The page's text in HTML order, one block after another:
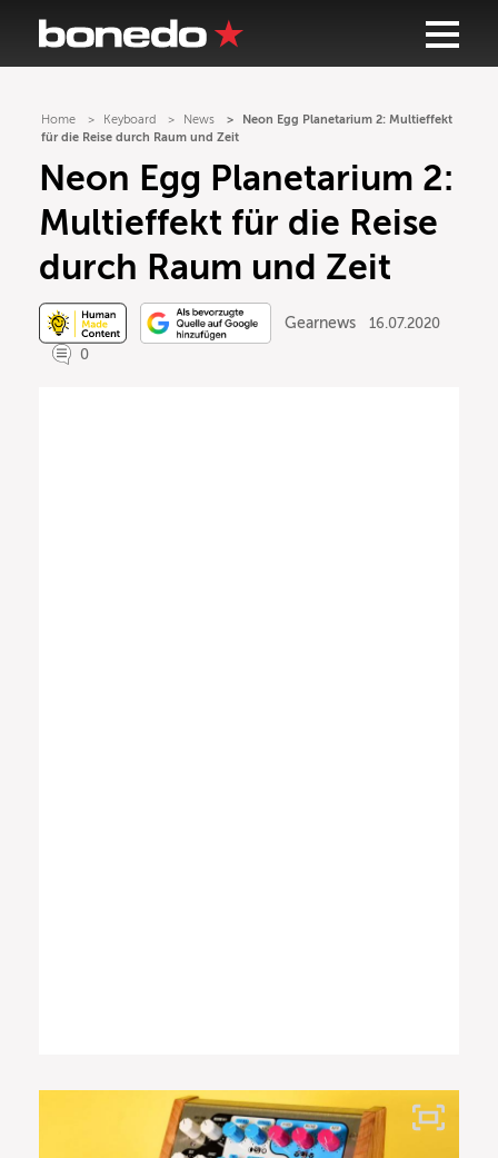
Home Keyboard News
Neon Egg Planetarium 2: Multieffekt
für die Reise durch Raum und Zeit
Neon Egg Planetarium 2:
Multieffekt für die Reise
durch Raum und Zeit
Gearnews
16.07.2020
0